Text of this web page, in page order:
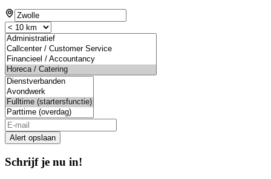
Alert opslaan
Schrijf je nu in!